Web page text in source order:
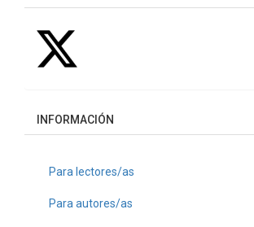
INFORMACIÓN
Para lectores/as
Para autores/as